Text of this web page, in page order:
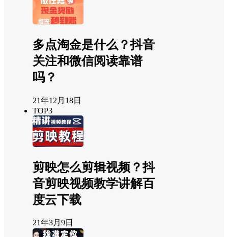
多点淘金是什么？抖音
关注和微信阅读靠谱
吗？
21年12月18日
TOP3
剪映怎么剪辑视频？抖
音剪映视频教学讲解百
度云下载
21年3月9日